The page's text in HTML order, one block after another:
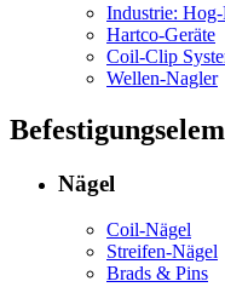
Industrie:
Hartco-Geräte
Coil-Clip
Wellen-Nagler
Nägel
Coil-Nägel
Streifen-Nägel
Brads & Pins